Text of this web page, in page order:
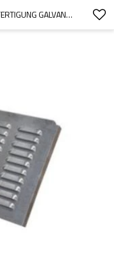
OEM BLECHPRODUKTE BLECHFERTIGUNG GALVANISIERTER STANZTEIL AUS STAHL